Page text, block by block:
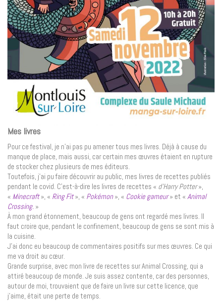
Mes livres
Pour ce festival, je n’ai pas pu amener tous mes livres. Déjà à cause du
manque de place, mais aussi, car certain mes œuvres étaient en rupture
de stocker chez plusieurs de mes éditeurs.
Toutefois, j’ai pu faire découvrir au public, mes livres de recettes publiés
pendant le covid. C’est-à-dire les livres de recettes « d’Harry Potter»,
« Minecraft», « Ring Fit », « Pokémon», « Cookie gameur» et « Animal
Crossing. »
À mon grand étonnement, beaucoup de gens ont regardé mes livres. Il
faut croire que, pendant le confinement, beaucoup de gens se sont mis à
la cuisine.
J’ai donc eu beaucoup de commentaires positifs sur mes œuvres. Ce qui
me va droit au cœur.
Grande surprise, avec mon livre de recettes sur Animal Crossing, qui a
attiré beaucoup de monde. Je suis assez contente, car des personnes,
autour de moi, trouvaient que de faire un livre sur cette licence, que
j’aime, était une perte de temps.